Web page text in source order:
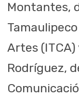
Montantes,
Artes (ITCA)
Rodríguez,